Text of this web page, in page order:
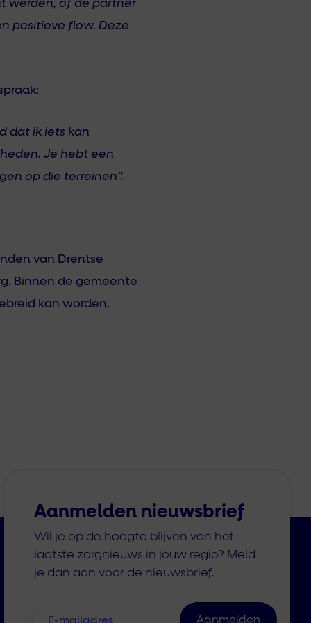
werden, of de partner
positieve flow. Deze
dat ik iets kan
Je hebt een
op die terreinen”.
van Drentse
Binnen de gemeente
kan worden.
Aanmelden nieuwsbrief
Wil je op de hoogte blijven van het
laatste zorgnieuws in jouw regio? Meld
je dan aan voor de nieuwsbrief.